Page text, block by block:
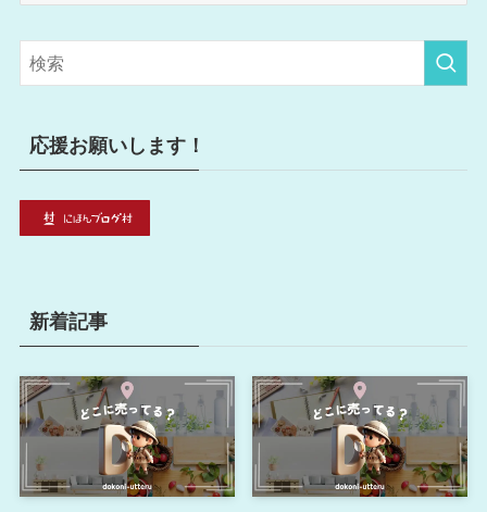
リ
ー
応援お願いします！
新着記事